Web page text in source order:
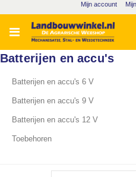
naar
de
inhoud
Mijn account
Batterijen en accu's
Batterijen en accu's 6 V
Batterijen en accu's 9 V
Batterijen en accu's 12 V
Toebehoren